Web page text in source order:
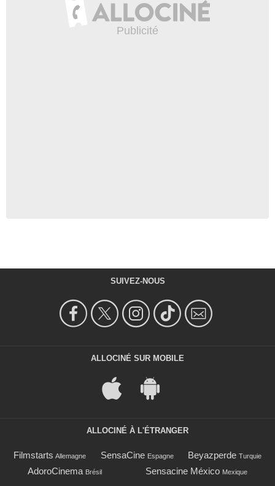
SUIVEZ-NOUS
ALLOCINÉ SUR MOBILE
ALLOCINÉ À L'ÉTRANGER
Filmstarts Allemagne SensaCine Espagne Beyazperde Turquie
AdoroCinema Brésil Sensacine México Mexique